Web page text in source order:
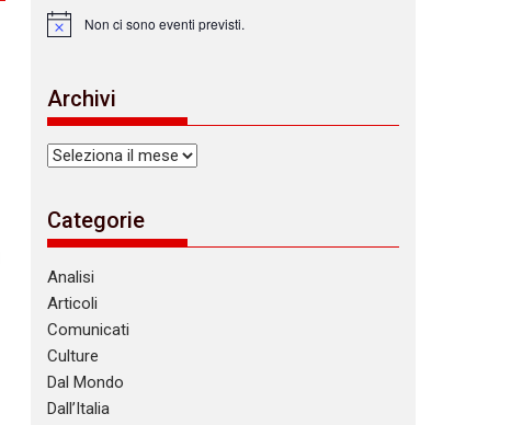
N
c
e
Non ci sono eventi previsti.
Archivi
Archivi
Categorie
Analisi
Articoli
Comunicati
Culture
Dal Mondo
Dall’Italia